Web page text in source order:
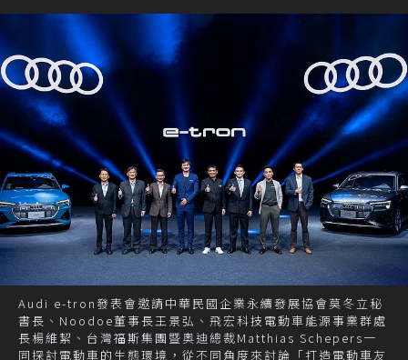
Audi e-tron發表會邀請中華民國企業永續發展協會莫冬立秘
書長、Noodoe董事長王景弘、飛宏科技電動車能源事業群處
長楊維絜、台灣福斯集團暨奧迪總裁Matthias Schepers一
同探討電動車的生態環境，從不同角度來討論「打造電動車友